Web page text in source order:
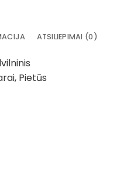
ATSILIEPIMAI (0)
Pietūs